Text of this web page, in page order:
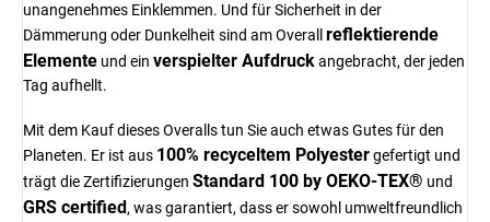
unangenehmes Einklemmen. Und für Sicherheit in der
Dämmerung oder Dunkelheit sind am Overall reflektierende
Elemente und ein verspielter Aufdruckangebracht, der jeden
Tag aufhellt.
Mit dem Kauf dieses Overalls tun Sie auch etwas Gutes für den
Planeten. Er ist aus 100% recyceltem Polyestergefertigt und
trägt die Zertifizierungen Standard 100 by OEKO-TEX® und
GRS certified, was garantiert, dass er sowohl umweltfreundlich